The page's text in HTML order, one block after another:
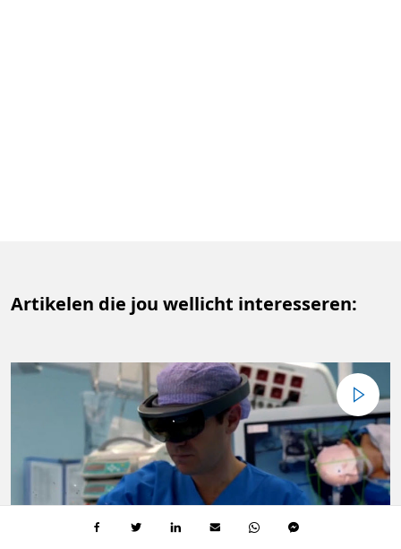
Artikelen die jou wellicht interesseren: